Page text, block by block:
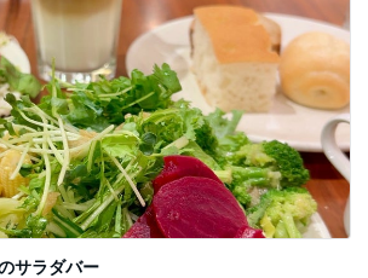
サラダバー